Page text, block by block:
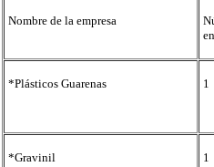
Nombre de la empresa
*Plásticos Guarenas 1
*Gravinil 1